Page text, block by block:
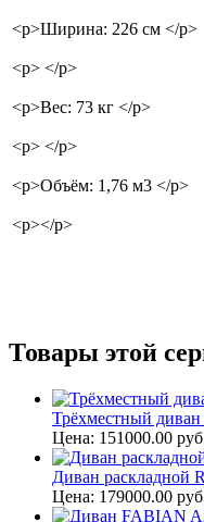
<p>Ширина: 226 см </p>
<p> </p>
<p>Вес: 73 кг </p>
<p> </p>
<p>Объём: 1,76 м3 </p>
<p></p>
Товары этой
Трёхместный
Цена: 151000.00
Диван раскладной
Цена: 179000.00